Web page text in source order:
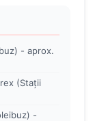
- aprox.
(Stații
-